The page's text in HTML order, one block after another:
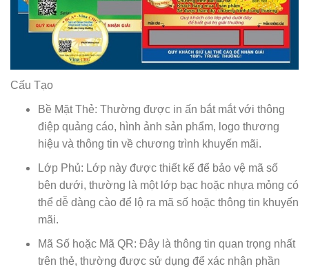
Cấu Tạo
Bề Mặt Thẻ: Thường được in ấn bắt mắt với thông
điệp quảng cáo, hình ảnh sản phẩm, logo thương
hiệu và thông tin về chương trình khuyến mãi.
Lớp Phủ: Lớp này được thiết kế để bảo vệ mã số
bên dưới, thường là một lớp bạc hoặc nhựa mỏng có
thể dễ dàng cào để lộ ra mã số hoặc thông tin khuyến
mãi.
Mã Số hoặc Mã QR: Đây là thông tin quan trọng nhất
trên thẻ, thường được sử dụng để xác nhận phần